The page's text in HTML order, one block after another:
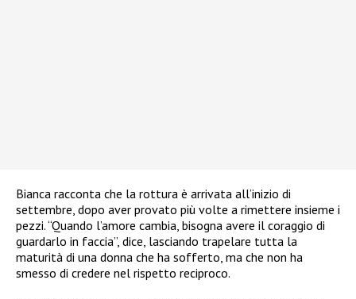
Bianca racconta che la rottura è arrivata all’inizio di
settembre, dopo aver provato più volte a rimettere insieme i
pezzi. “Quando l’amore cambia, bisogna avere il coraggio di
guardarlo in faccia”, dice, lasciando trapelare tutta la
maturità di una donna che ha sofferto, ma che non ha
smesso di credere nel rispetto reciproco.